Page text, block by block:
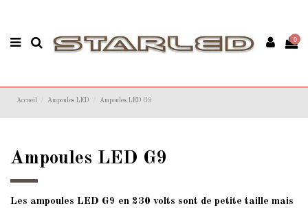
0
Accueil Ampoules LED Ampoules LED G9
Ampoules LED G9
Les ampoules LED G9 en 230 volts sont de petite taille mais